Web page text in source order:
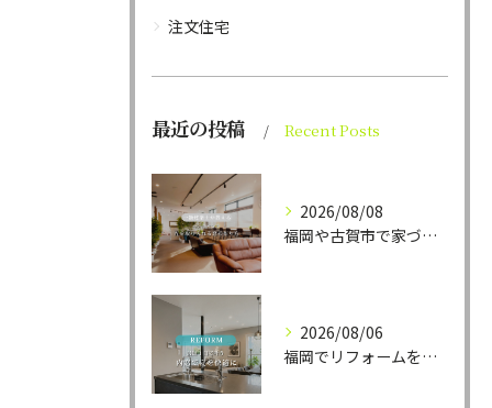
注文住宅
最近の投稿 Recent Posts
2026/08/08
福岡や古賀市で家づくりをされている方から、そんなご相談をよく...
2026/08/06
福岡でリフォームをお考えの方、必見。